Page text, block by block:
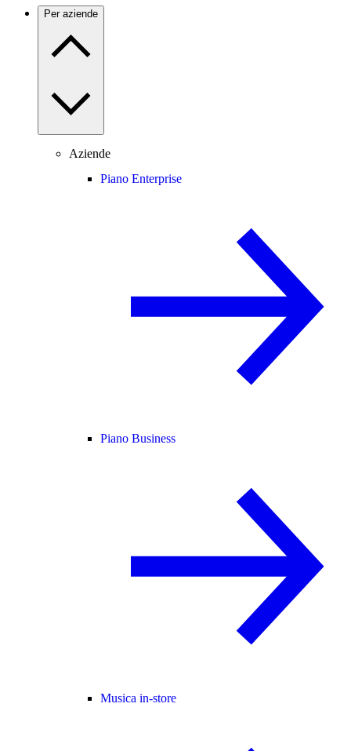
Per aziende
Aziende
Piano Enterprise
Piano Business
Musica in-store